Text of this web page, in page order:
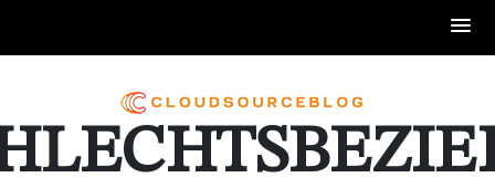
content